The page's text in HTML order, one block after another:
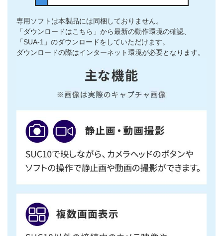
専用ソフトは本製品には同梱しておりません。
「ダウンロードはこちら」から最新の動作環境の確認、
「SUA-1」のダウンロードをしていただけます。
ダウンロードの際はインターネット環境が必要となります。